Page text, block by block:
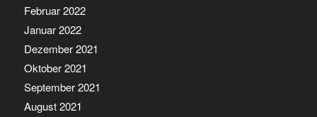
Februar 2022
Januar 2022
Dezember 2021
Oktober 2021
September 2021
August 2021